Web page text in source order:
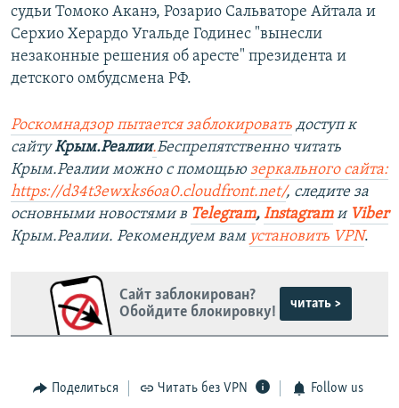
судьи Томоко Аканэ, Розарио Сальваторе Айтала и
Серхио Херардо Угальде Годинес "вынесли
незаконные решения об аресте" президента и
детского омбудсмена РФ.
Роскомнадзор пытается заблокировать доступ к
сайтуКрым.Реалии.Беспрепятственно читать
Крым.Реалии можно с помощью зеркального сайта:
https://d34t3ewxks6oa0.cloudfront.net/, следите за
основными новостями в Telegram, Instagramи Viber
Крым.Реалии. Рекомендуем вам установить VPN.
Сайт заблокирован?
Обойдите блокировку!
читать >
Поделиться Читать без VPN Follow us